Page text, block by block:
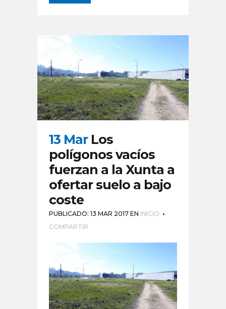
13 Mar Los
polígonos vacíos
fuerzan a la Xunta a
ofertar suelo a bajo
coste
PUBLICADO: 13 MAR 2017 EN INICIO
COMPARTIR